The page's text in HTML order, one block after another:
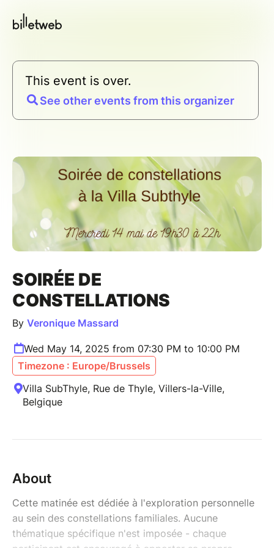
This event is over.
See other events from this organizer
SOIRÉE DE
CONSTELLATIONS
By Veronique Massard
Wed May 14, 2025 from 07:30 PM to 10:00 PM
Timezone : Europe/Brussels
Villa SubThyle, Rue de Thyle, Villers-la-Ville,
Belgique
About
Cette matinée est dédiée à l'exploration personnelle
au sein des constellations familiales. Aucune
thématique spécifique n'est imposée - chaque